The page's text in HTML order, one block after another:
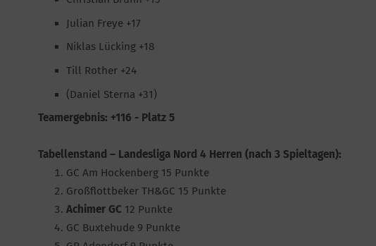
Julian Freye +17
Niklas Lücking +18
Till Rother +24
(Daniel Sterna +31)
Teamergebnis: +116 - Platz 5
Tabellenstand – Landesliga Nord 4 Herren (nach 3 Spieltagen):
GC Am Hockenberg 15 Punkte
Großflottbeker TH&GC 15 Punkte
Achimer GC12 Punkte
GC Buxtehude 9 Punkte